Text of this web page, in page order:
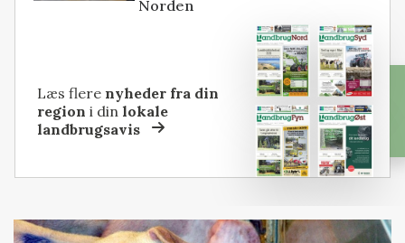
Norden
Læs flere nyheder fra din
region i dinlokale
landbrugsavis